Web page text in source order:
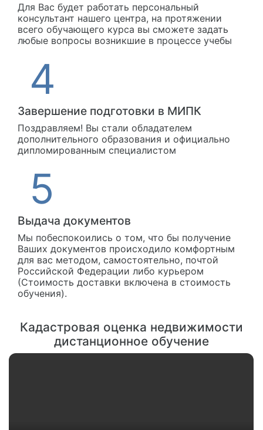
Для Вас будет работать персональный
консультант нашего центра, на протяжении
всего обучающего курса вы сможете задать
любые вопросы возникшие в процессе учебы
Завершение подготовки в МИПК
Поздравляем! Вы стали обладателем
дополнительного образования и официально
дипломированным специалистом
Выдача документов
Мы побеспокоились о том, что бы получение
Ваших документов происходило комфортным
для вас методом, самостоятельно, почтой
Российской Федерации либо курьером
(Стоимость доставки включена в стоимость
обучения).
Кадастровая оценка недвижимости
дистанционное обучение